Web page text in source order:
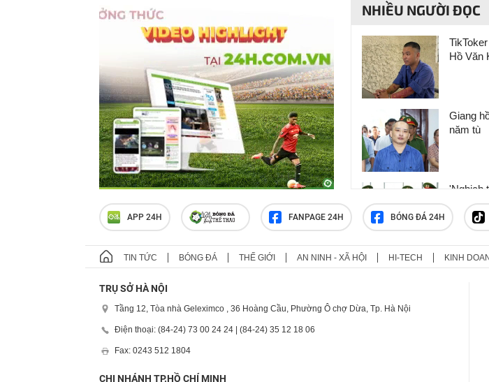
NHIỀU NGƯỜI ĐỌC
Hồ Văn
Giang
năm tù
'Nghịch
động
phẫn
Clip:
APP 24H FANPAGE 24H BÓNG ĐÁ 24H
TIN TỨC BÓNG ĐÁ THẾ GIỚI AN NINH - XÃ HỘI HI-TECH KINH
TRỤ SỞ HÀ NỘI
Tầng 12, Tòa nhà Geleximco , 36 Hoàng Cầu, Phường Ô chợ Dừa, Tp. Hà Nội
Điện thoại: (84-24) 73 00 24 24 | (84-24) 35 12 18 06
Fax: 0243 512 1804
CHI NHÁNH TP.HỒ CHÍ MINH